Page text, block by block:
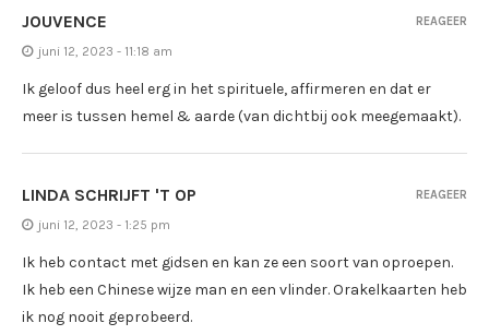
JOUVENCE
juni 12, 2023 - 11:18 am
Ik geloof dus heel erg in het spirituele, affirmeren en dat er
meer is tussen hemel & aarde (van dichtbij ook meegemaakt).
REAGEER
LINDA SCHRIJFT 'T OP
juni 12, 2023 - 1:25 pm
Ik heb contact met gidsen en kan ze een soort van oproepen.
Ik heb een Chinese wijze man en een vlinder. Orakelkaarten heb
ik nog nooit geprobeerd.
REAGEER